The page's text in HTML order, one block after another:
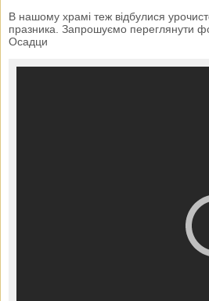
В нашому храмі теж відбулися
празника. Запрошуємо переглянути
Осадци